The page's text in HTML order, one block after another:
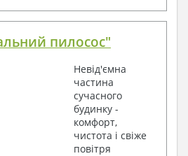
пилосос"
Невід'ємна
частина
сучасного
будинку -
комфорт,
чистота і свіже
повітря